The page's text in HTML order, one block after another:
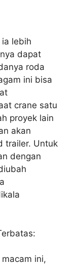
lebih
dapat
roda
ini bisa
crane satu
proyek lain
akan
trailer. Untuk
dengan
ini,